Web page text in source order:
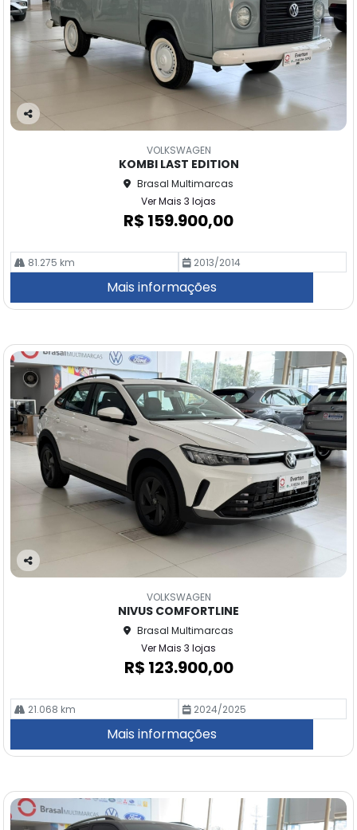
Co
VOLKSWAGEN
KOMBI LAST EDITION
Brasal Multimarcas
Ver Mais 3 lojas
R$ 159.900,00
81.275 km 2013/2014
Mais informações
Co
VOLKSWAGEN
NIVUS COMFORTLINE
Brasal Multimarcas
Ver Mais 3 lojas
R$ 123.900,00
21.068 km 2024/2025
Mais informações